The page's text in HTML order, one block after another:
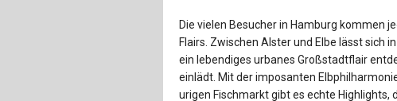
Die vielen Besucher in Hamburg kommen
Flairs. Zwischen Alster und Elbe lässt sich
ein lebendiges urbanes Großstadtflair
einlädt. Mit der imposanten
urigen Fischmarkt gibt es echte Highlights,